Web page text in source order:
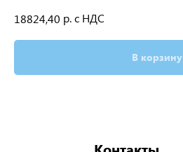
18824,40 р. с НДС
В корзину